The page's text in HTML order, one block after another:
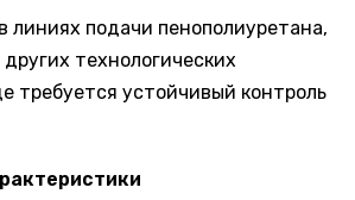
линиях подачи пенополиуретана,
технологических
требуется устойчивый контроль